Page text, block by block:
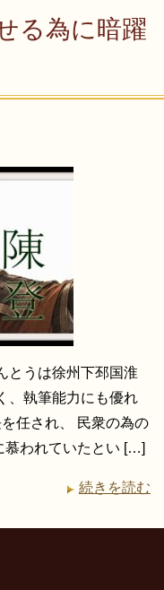
る為に暗躍
とうは徐州下邳国淮
、執筆能力にも優れ
任され、 民衆の為の
慕われていたとい […]
続きを読む